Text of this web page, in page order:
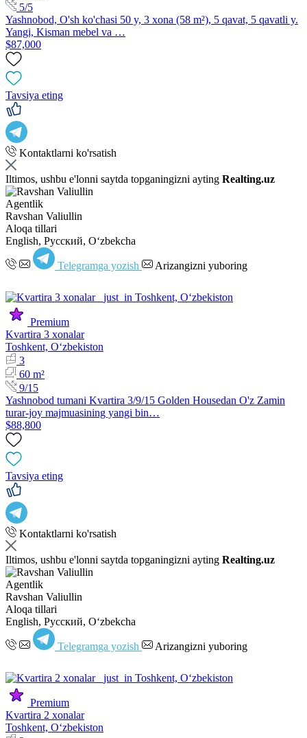
5/5
Yashnobod, O'sh ko'chasi 50 y, 3 xona (58 m²), 5 qavat, 5 qavatli y.
Yangi, Kisman mebel va …
$87,000
Tavsiya eting
Kontaktlarni ko'rsatish
Iltimos, ushbu e'lonni saytda topganingizni ayting Realting.uz
Agentlik
Ravshan Valiullin
Aloqa tillari
English, Русский, Oʻzbekcha
Telegramga yozish Arizangizni yuboring
Premium
Kvartira 3 xonalar
Toshkent, Oʻzbekiston
3
60 m²
9/15
Yashnobod tumani Kvartira 3/9/15 Golden Housedan O'z Zamin
turar-joy majmuasining yangi bin…
$88,800
Tavsiya eting
Kontaktlarni ko'rsatish
Iltimos, ushbu e'lonni saytda topganingizni ayting Realting.uz
Agentlik
Ravshan Valiullin
Aloqa tillari
English, Русский, Oʻzbekcha
Telegramga yozish Arizangizni yuboring
Premium
Kvartira 2 xonalar
Toshkent, Oʻzbekiston